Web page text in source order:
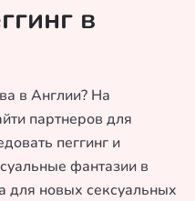
в
в Англии? На
партнеров для
пеггинг и
фантазии в
для новых сексуальных